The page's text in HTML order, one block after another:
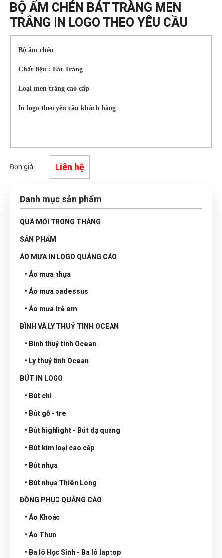
BỘ ẤM CHÉN BÁT TRÀNG MEN
TRẮNG IN LOGO THEO YÊU CẦU
Bộ ấm chén
Chất liệu : Bát Tràng
Loại men trắng cao cấp
In logo theo yêu cầu khách hàng
Đơn giá: Liên hệ
Danh mục sản phẩm
QUÀ MỚI TRONG THÁNG
SẢN PHẨM
ÁO MƯA IN LOGO QUẢNG CÁO
• Áo mưa nhựa
• Áo mưa padessus
• Áo mưa trẻ em
BÌNH VÀ LY THUỶ TINH OCEAN
• Bình thuỷ tinh Ocean
• Ly thuỷ tinh Ocean
BÚT IN LOGO
• Bút chì
• Bút gỗ - tre
• Bút highlight - Bút dạ quang
• Bút kim loại cao cấp
• Bút nhựa
• Bút nhựa Thiên Long
ĐỒNG PHỤC QUẢNG CÁO
• Áo Khoác
• Áo Thun
• Ba lô Học Sinh - Ba lô laptop